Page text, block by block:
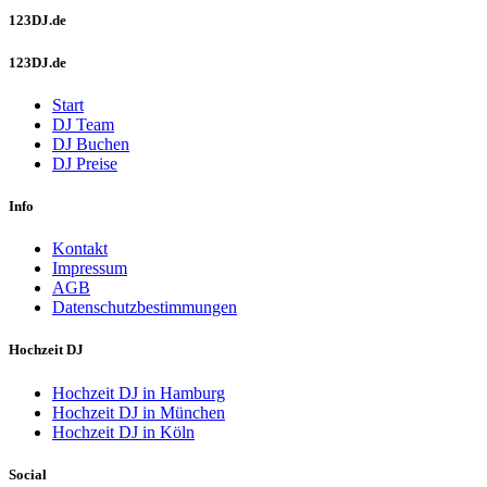
123DJ.de
123DJ.de
Start
DJ Team
DJ Buchen
DJ Preise
Info
Kontakt
Impressum
AGB
Datenschutzbestimmungen
Hochzeit DJ
Hochzeit DJ in Hamburg
Hochzeit DJ in München
Hochzeit DJ in Köln
Social